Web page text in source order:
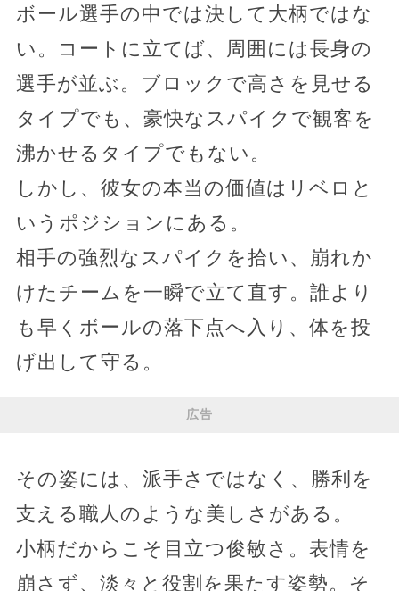
ボール選手の中では決して大柄ではな
い。コートに立てば、周囲には長身の
選手が並ぶ。ブロックで高さを見せる
タイプでも、豪快なスパイクで観客を
沸かせるタイプでもない。
しかし、彼女の本当の価値はリベロと
いうポジションにある。
相手の強烈なスパイクを拾い、崩れか
けたチームを一瞬で立て直す。誰より
も早くボールの落下点へ入り、体を投
げ出して守る。
広告
その姿には、派手さではなく、勝利を
支える職人のような美しさがある。
小柄だからこそ目立つ俊敏さ。表情を
崩さず、淡々と役割を果たす姿勢。そ